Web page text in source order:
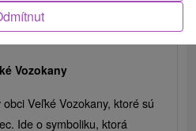
Vozokany
Veľké Vozokany, ktoré sú
Ide o symboliku, ktorá